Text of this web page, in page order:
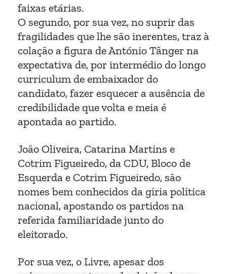
faixas etárias.
O segundo, por sua vez, no suprir das
fragilidades que lhe são inerentes, traz à
colação a figura de António Tânger na
expectativa de, por intermédio do longo
curriculum de embaixador do
candidato, fazer esquecer a ausência de
credibilidade que volta e meia é
apontada ao partido.
João Oliveira, Catarina Martins e
Cotrim Figueiredo, da CDU, Bloco de
Esquerda e Cotrim Figueiredo, são
nomes bem conhecidos da gíria política
nacional, apostando os partidos na
referida familiaridade junto do
eleitorado.
Por sua vez, o Livre, apesar dos